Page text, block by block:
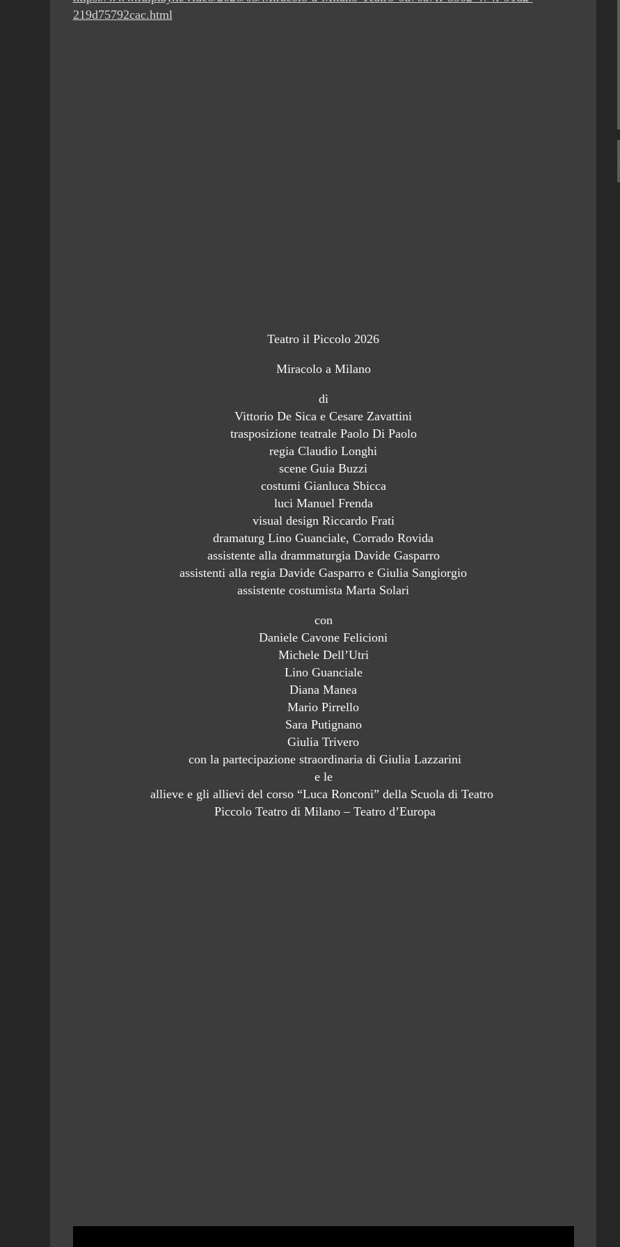
219d75792cac.html
Teatro il Piccolo 2026
Miracolo a Milano
di
Vittorio De Sica e Cesare Zavattini
trasposizione teatrale Paolo Di Paolo
regia Claudio Longhi
scene Guia Buzzi
costumi Gianluca Sbicca
luci Manuel Frenda
visual design Riccardo Frati
dramaturg Lino Guanciale, Corrado Rovida
assistente alla drammaturgia Davide Gasparro
assistenti alla regia Davide Gasparro e Giulia Sangiorgio
assistente costumista Marta Solari
con
Daniele Cavone Felicioni
Michele Dell’Utri
Lino Guanciale
Diana Manea
Mario Pirrello
Sara Putignano
Giulia Trivero
con la partecipazione straordinaria di Giulia Lazzarini
e le
allieve e gli allievi del corso “Luca Ronconi” della Scuola di Teatro
Piccolo Teatro di Milano – Teatro d’Europa